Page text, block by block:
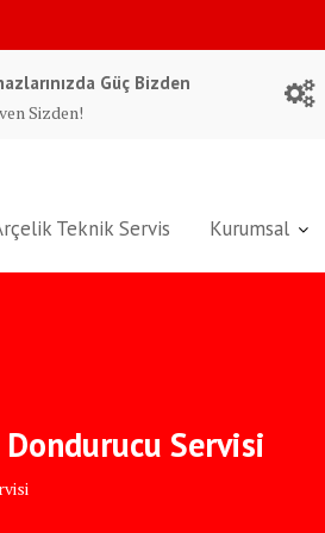
Güç Bizden
Sizden!
Teknik Servis Kurumsal
Servisi